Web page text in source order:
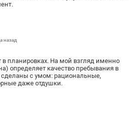
назад
планировках. На мой взгляд именно
определяет качество пребывания в
сделаны с умом: рациональные,
даже отдушки.